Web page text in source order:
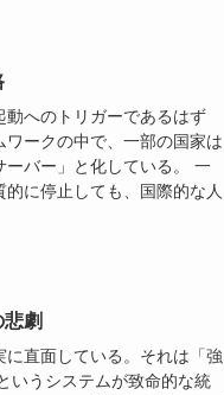
へのトリガーであるはず
ークの中で、一部の国家は
バー」と化している。 一
に停止しても、国際的な人
劇
直面している。それは「強
いうシステムが致命的な統